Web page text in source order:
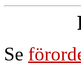
Se